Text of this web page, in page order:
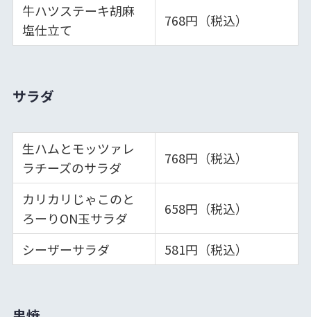
牛ハツステーキ胡麻
塩仕立て
768円（税込）
サラダ
生ハムとモッツァレ
ラチーズのサラダ
768円（税込）
カリカリじゃこのと
ろーりON玉サラダ
658円（税込）
シーザーサラダ 581円（税込）